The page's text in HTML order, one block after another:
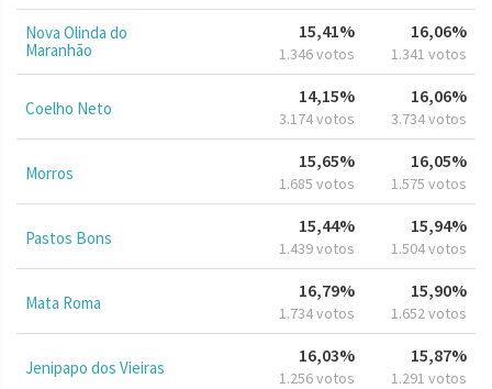
Nova Olinda do
Maranhão
15,41%
1.346 votos
16,06%
1.341 votos
Coelho Neto
14,15%
3.174 votos
16,06%
3.734 votos
Morros
15,65%
1.685 votos
16,05%
1.575 votos
Pastos Bons
15,44%
1.439 votos
15,94%
1.504 votos
Mata Roma
16,79%
1.734 votos
15,90%
1.652 votos
Jenipapo dos Vieiras
16,03%
1.256 votos
15,87%
1.291 votos